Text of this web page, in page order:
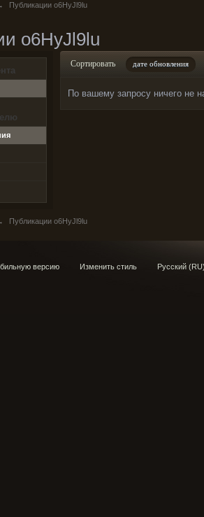
Публикации o6HyJl9lu
o6HyJl9lu
Сортировать дате обновления
По вашему запросу ничего не
Публикации o6HyJl9lu
версию Изменить стиль Русский